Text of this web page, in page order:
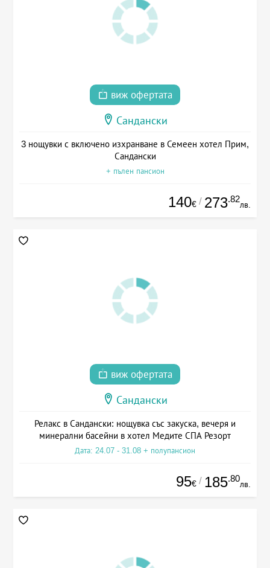
виж офертата
Сандански
3 нощувки с включено изхранване в Семеен хотел Прим,
Сандански
+ пълен пансион
140€ / 273.82
лв.
виж офертата
Сандански
Релакс в Сандански: нощувка със закуска, вечеря и
минерални басейни в хотел Медите СПА Резорт
Дата: 24.07 - 31.08 + полупансион
95€ / 185.80
лв.